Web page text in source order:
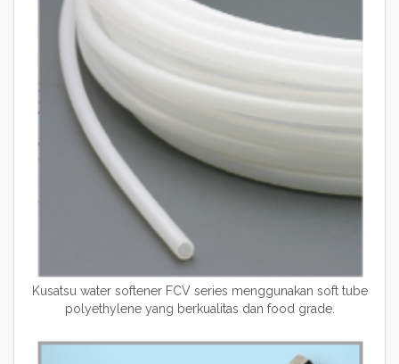
Kusatsu water softener FCV series menggunakan soft tube
polyethylene yang berkualitas dan food grade.